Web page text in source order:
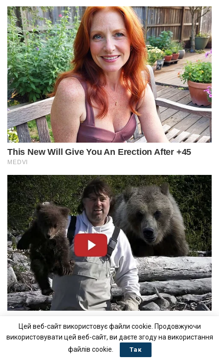
Цей веб-сайт використовує файли cookie. Продовжуючи
використовувати цей веб-сайт, ви даєте згоду на використання
файлів cookie.
Так